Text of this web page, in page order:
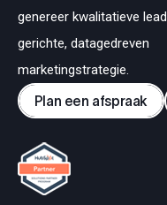
genereer kwalitatieve
gerichte, datagedreven
marketingstrategie.
Plan een afspraak